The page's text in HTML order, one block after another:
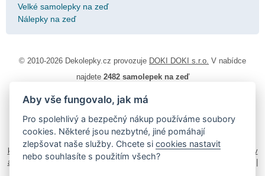
Velké samolepky na zeď
Nálepky na zeď
© 2010-2026 Dekolepky.cz provozuje DOKI DOKI s.r.o. V nabídce
najdete 2482 samolepek na zeď
Návod k lepení|Životnost samolepek na zeď
podmínky|Ochrana osobních údajů|Cookies |Reklamační řád
Impressum
samolepky na auto |fotomagnetky na lednici fotokalendáře
kühlschrank fotomagnete
foto magnesy na lodówkę|samolepky dieťa v
aute |logoprinty |nálepky na stenu | dárky pro ženy
Aby vše fungovalo, jak má
Pro spolehlivý a bezpečný nákup používáme soubory
cookies. Některé jsou nezbytné, jiné pomáhají
zlepšovat naše služby. Chcete sicookies nastavit
nebo souhlasíte s použitím všech?